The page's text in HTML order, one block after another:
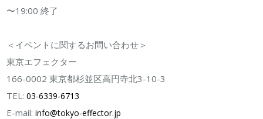
〜19:00 終了
＜イベントに関するお問い合わせ＞
東京エフェクター
166-0002 東京都杉並区高円寺北3-10-3
TEL:03-6339-6713
E-mail:info@tokyo-effector.jp